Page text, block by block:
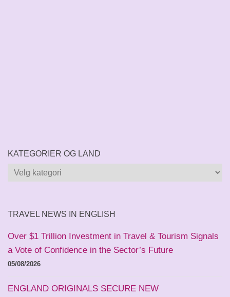
KATEGORIER OG LAND
Kategorier
TRAVEL NEWS IN ENGLISH
Over $1 Trillion Investment in Travel & Tourism Signals
a Vote of Confidence in the Sector’s Future
05/08/2026
ENGLAND ORIGINALS SECURE NEW